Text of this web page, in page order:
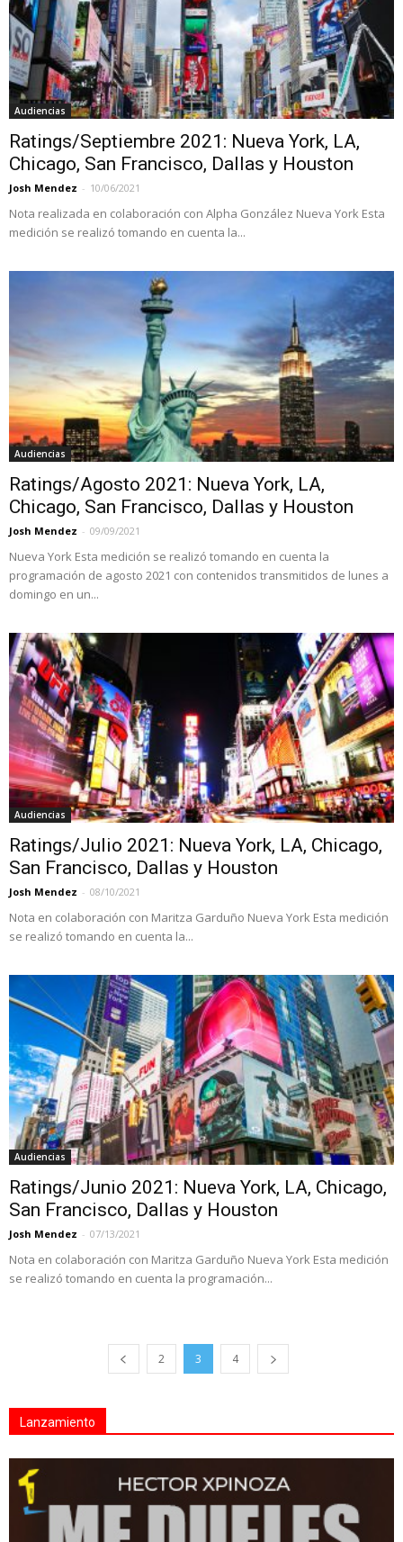
Audiencias
Ratings/Septiembre 2021: Nueva York, LA,
Chicago, San Francisco, Dallas y Houston
Josh Mendez - 10/06/2021
Nota realizada en colaboración con Alpha González Nueva York Esta
medición se realizó tomando en cuenta la...
Audiencias
Ratings/Agosto 2021: Nueva York, LA,
Chicago, San Francisco, Dallas y Houston
Josh Mendez - 09/09/2021
Nueva York Esta medición se realizó tomando en cuenta la
programación de agosto 2021 con contenidos transmitidos de lunes a
domingo en un...
Audiencias
Ratings/Julio 2021: Nueva York, LA, Chicago,
San Francisco, Dallas y Houston
Josh Mendez - 08/10/2021
Nota en colaboración con Maritza Garduño Nueva York Esta medición
se realizó tomando en cuenta la...
Audiencias
Ratings/Junio 2021: Nueva York, LA, Chicago,
San Francisco, Dallas y Houston
Josh Mendez - 07/13/2021
Nota en colaboración con Maritza Garduño Nueva York Esta medición
se realizó tomando en cuenta la programación...
2 3 4
Lanzamiento